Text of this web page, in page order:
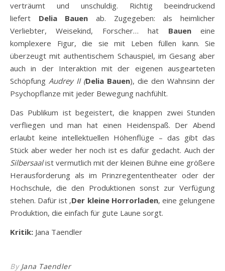
verträumt und unschuldig. Richtig beeindruckend
liefert Delia Bauenab. Zugegeben: als heimlicher
Verliebter, Weisekind, Forscher… hat Baueneine
komplexere Figur, die sie mit Leben füllen kann. Sie
überzeugt mit authentischem Schauspiel, im Gesang aber
auch in der Interaktion mit der eigenen ausgearteten
Schöpfung Audrey II (Delia Bauen), die den Wahnsinn der
Psychopflanze mit jeder Bewegung nachfühlt.
Das Publikum ist begeistert, die knappen zwei Stunden
verfliegen und man hat einen Heidenspaß. Der Abend
erlaubt keine intellektuellen Höhenflüge – das gibt das
Stück aber weder her noch ist es dafür gedacht. Auch der
Silbersaalist vermutlich mit der kleinen Bühne eine größere
Herausforderung als im Prinzregententheater oder der
Hochschule, die den Produktionen sonst zur Verfügung
stehen. Dafür ist ‚Der kleine Horrorladen‚ eine gelungene
Produktion, die einfach für gute Laune sorgt.
Kritik: Jana Taendler
By Jana Taendler